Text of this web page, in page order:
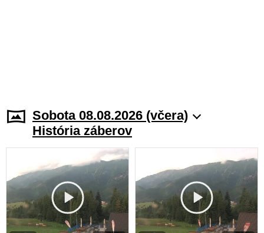
Sobota 08.08.2026 (včera)
História záberov